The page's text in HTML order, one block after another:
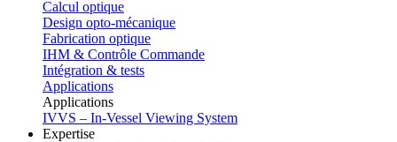
Calcul optique
Design opto-mécanique
Fabrication optique
IHM & Contrôle Commande
Intégration & tests
Applications
Applications
IVVS – In-Vessel Viewing System
Expertise